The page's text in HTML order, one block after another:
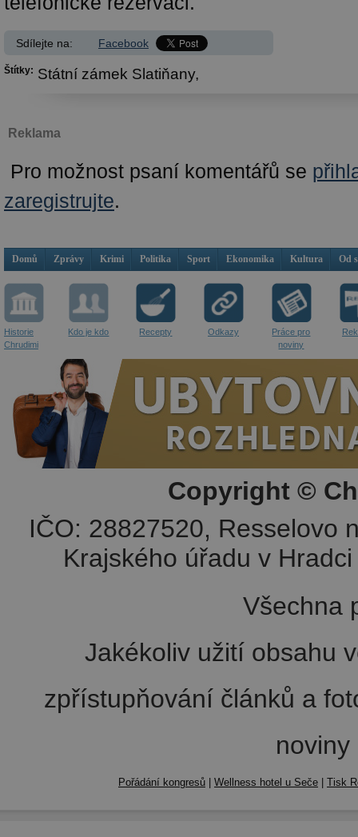
Sdílejte na: Facebook
Štítky: Státní zámek Slatiňany,
Reklama
Pro možnost psaní komentářů se
zaregistrujte.
Domů Zprávy Krimi Politika Sport Ekonomika Kultura Od
Historie
Chrudimi
Kdo je kdo Recepty Odkazy
Práce pro
noviny
Copyright ©
IČO: 28827520, Resselovo
Krajského úřadu v
Všechna
Jakékoliv užití obsahu
zpřístupňování článků a
Pořádání kongresů Wellness hotel u Seče Tisk